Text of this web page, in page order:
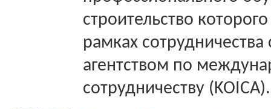
строительство
рамках
агентством по
сотрудничеству (KOICA).